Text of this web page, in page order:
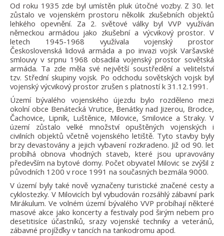
Od roku 1935 zde byl umístěn pluk útočné vozby. Z 30. let
zůstalo ve vojenském prostoru několik zkušebních objektů
lehkého opevnění. Za 2. světové války byl VVP využíván
německou armádou jako zkušební a výcvikový prostor. V
letech 1945-1968 využívala vojenský prostor
Československá lidová armáda a po invazi vojsk Varšavské
smlouvy v srpnu 1968 obsadila vojenský prostor sovětská
armáda. Ta zde měla své největší soustředění a velitelství
tzv. Střední skupiny vojsk. Po odchodu sovětských vojsk byl
vojenský výcvikový prostor zrušen s platností k 31.12.1991.
Území bývalého vojenského újezdu bylo rozděleno mezi
okolní obce Benátecká Vrutice, Benátky nad Jizerou, Brodce,
Čachovice, Lipník, Luštěnice, Milovice, Smilovice a Straky. V
území zůstalo velké množství opuštěných vojenských i
civilních objektů včetně vojenského letiště. Tyto stavby byly
brzy devastovány a jejich vybavení rozkradeno. Již od 90. let
probíhá obnova vhodných staveb, které jsou upravovány
především na bytové domy. Počet obyvatel Milovic se zvýšil z
původních 1200 v roce 1991 na současných bezmála 9000.
V území byly také nově vyznačeny turistické značené cesty a
cyklostezky. V Milovicích byl vybudován rozsáhlý zábavní park
Mirákulum. Ve volném území bývalého VVP probíhají některé
masové akce jako koncerty a festivaly pod širým nebem pro
desetitisíce účastníků, srazy vojenské techniky a veteránů,
zábavné projížďky v tancích na tankodromu apod.